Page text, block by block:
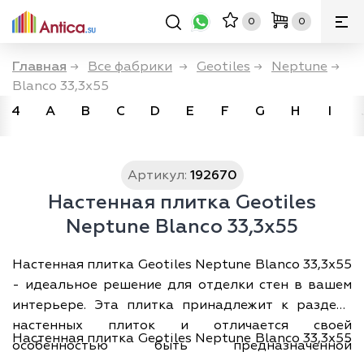
0 0
Главная → Все фабрики → Geotiles → Neptune →
Blanco 33,3x55
4
A B C D E F G H I
Артикул: 192670
Настенная плитка Geotiles
Neptune Blanco 33,3x55
Настенная плитка Geotiles Neptune Blanco 33,3x55
- идеальное решение для отделки стен в вашем
интерьере. Эта плитка принадлежит к разделу
настенных плиток и отличается своей
особенностью быть предназначенной
Настенная плитка Geotiles Neptune Blanco 33,3x55